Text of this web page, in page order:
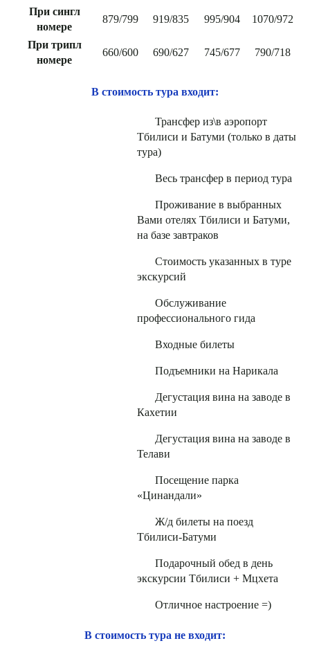
При сингл
номере
879/799 919/835 995/904 1070/972
При трипл
номере
660/600 690/627 745/677 790/718
В стоимость тура входит:
Трансфер из\в аэропорт
Тбилиси и Батуми (только в даты
тура)
Весь трансфер в период тура
Проживание в выбранных
Вами отелях Тбилиси и Батуми,
на базе завтраков
Стоимость указанных в туре
экскурсий
Обслуживание
профессионального гида
Входные билеты
Подъемники на Нарикала
Дегустация вина на заводе в
Кахетии
Дегустация вина на заводе в
Телави
Посещение парка
«Цинандали»
Ж/д билеты на поезд
Тбилиси-Батуми
Подарочный обед в день
экскурсии Тбилиси + Мцхета
Отличное настроение =)
В стоимость тура не входит: